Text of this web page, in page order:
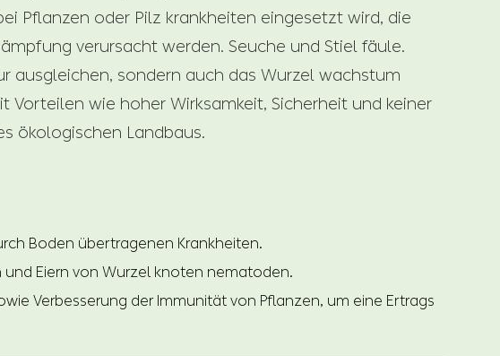
Pflanzen oder Pilz krankheiten eingesetzt wird, die
verursacht werden. Seuche und Stiel fäule.
ausgleichen, sondern auch das Wurzel wachstum
wie hoher Wirksamkeit, Sicherheit und keiner
ökologischen Landbaus.
Boden übertragenen Krankheiten.
Eiern von Wurzel knoten nematoden.
Verbesserung der Immunität von Pflanzen, um eine Ertrags